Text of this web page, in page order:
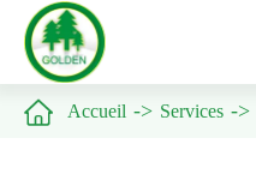
 Accueil Services